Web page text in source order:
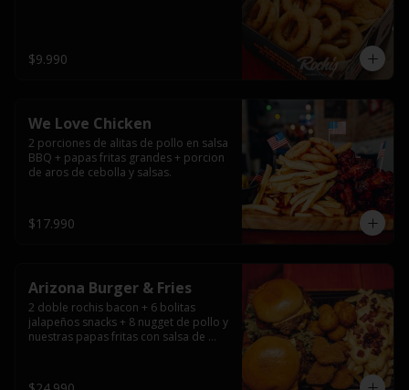
$9.990
We Love Chicken
2 porciones de alitas de pollo en salsa
BBQ + papas fritas grandes + porcion
de aros de cebolla y salsas.
$17.990
Arizona Burger & Fries
2 doble rochis bacon + 6 bolitas
jalapeños snacks + 8 nugget de pollo y
nuestras papas fritas con salsa de